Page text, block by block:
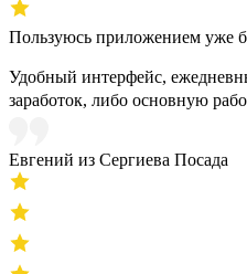
Пользуюсь приложением уже
Удобный интерфейс,
заработок, либо основную
Евгений из Сергиева Посада